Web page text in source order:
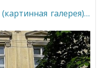
Львовская галерея искусств (картинная галерея)•